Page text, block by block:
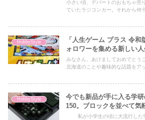
小さい頃、デパートのおもちゃ売
ていたラジコンカー。それから何
HobbyStyle
「人生ゲーム プラス 令
ォロワーを集める新しい
みなさん、あけましておめでとう
北海道のことや趣味的な話題をア
HobbyStyle
今でも新品が手に入る学
150。ブロックを並べて気
私が小学生の頃に大流行した